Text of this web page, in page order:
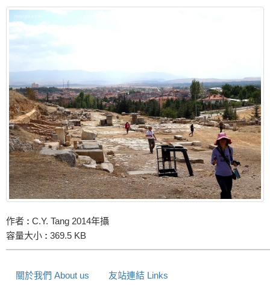
作者 : C.Y. Tang 2014年攝
容量大小 : 369.5 KB
關於我們 About us 友站連結 Links